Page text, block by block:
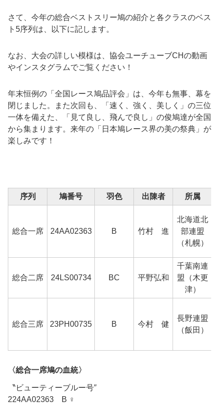
さて、今年の総合ベストスリー鳩の紹介と各クラスのベス
ト5序列は、以下に記します。
なお、大会の詳しい模様は、協会ユーチューブCHの動画
やインスタグラムでご覧ください！
年末恒例の「全国レース鳩品評会」は、今年も無事、幕を
閉じました。また次回も、「速く、強く、美しく」の三位
一体を備えた、「見て良し、飛んで良し」の俊鳩達が全国
から集まります。来年の「日本鳩レース界の美の祭典」が
楽しみです！
序列 鳩番号 羽色 出陳者 所属
総合一席 24AA02363 B 竹村 進
北海道北
部連盟
（札幌）
総合二席 24LS00734 BC 平野弘和
千葉南連
盟（木更
津）
総合三席 23PH00735 B 今村 健
長野連盟
（飯田）
〈総合一席鳩の血統〉
〝ビューティーブルー号″
224AA02363 B ♀